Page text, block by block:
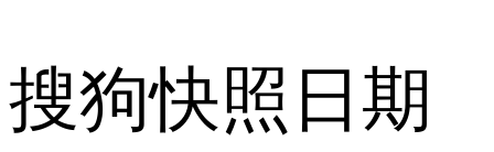
搜狗快照日期